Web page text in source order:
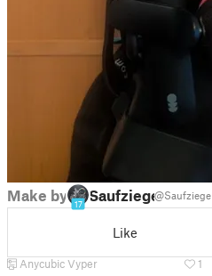
Make by
17
Saufziege@Saufziege
Like
Anycubic Vyper 1